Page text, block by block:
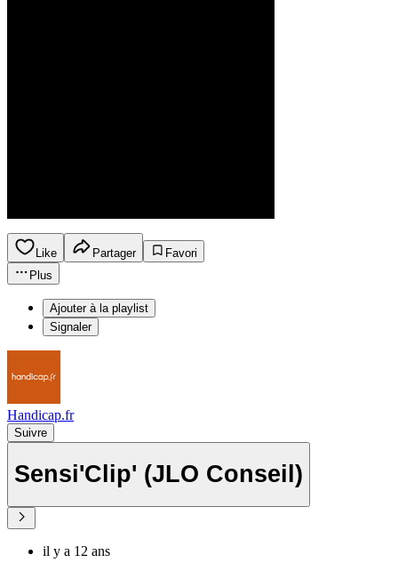
Like Partager
Favori
Plus
Ajouter à la playlist
Signaler
Handicap.fr
Suivre
Sensi'Clip' (JLO Conseil)
il y a 12 ans